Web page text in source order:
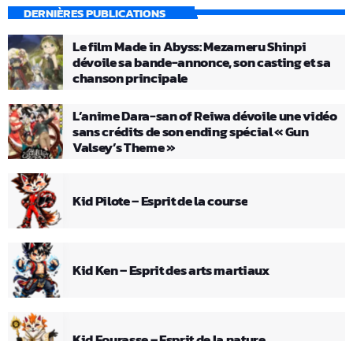
DERNIÈRES PUBLICATIONS
Le film Made in Abyss: Mezameru Shinpi
dévoile sa bande-annonce, son casting et sa
chanson principale
L’anime Dara-san of Reiwa dévoile une vidéo
sans crédits de son ending spécial « Gun
Valsey’s Theme »
Kid Pilote – Esprit de la course
Kid Ken – Esprit des arts martiaux